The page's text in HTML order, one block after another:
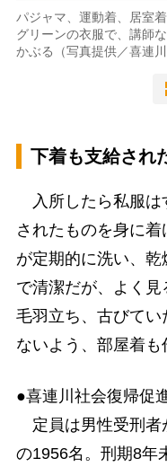
パジャマ、運動着、居室
グリーンの衣服で、講師
かぶる（写真提供／喜連
下着も支給され
入所したら私服は
されたものを身に
が定期的に洗い、
で清潔だが、よく
毛羽立ち、古びてい
ないよう、部屋着も
●喜連川社会復帰促
定員は男性受刑者
の1956名。刑期8年